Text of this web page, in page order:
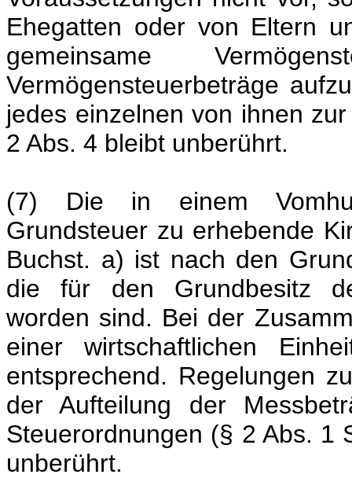
Ehegatten oder von Eltern
gemeinsame
Vermögensteuerbeträge
jedes einzelnen von ihnen
2 Abs. 4 bleibt unberührt.
(7) Die in einem
Grundsteuer zu erhebende
Buchst. a) ist nach den
die für den Grundbesitz
worden sind. Bei der
einer wirtschaftlichen
entsprechend. Regelungen
der Aufteilung der
Steuerordnungen (§ 2 Abs. 1
unberührt.